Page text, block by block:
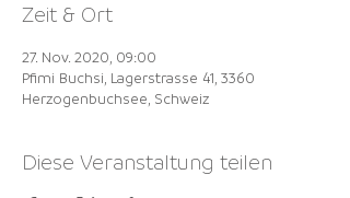
Zeit & Ort
27. Nov. 2020, 09:00
Pfimi Buchsi, Lagerstrasse 41, 3360
Herzogenbuchsee, Schweiz
Diese Veranstaltung teilen